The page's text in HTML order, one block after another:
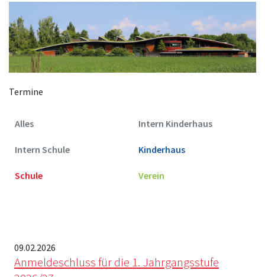
Termine
Alles Intern Kinderhaus
Intern Schule Kinderhaus
Schule Verein
09.02.2026
Anmeldeschluss für die 1. Jahrgangsstufe